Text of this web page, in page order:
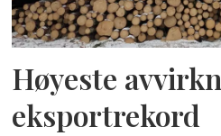
Høyeste
eksportrekord